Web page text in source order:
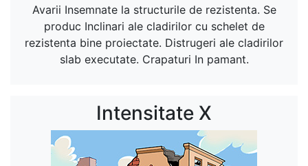
Avarii Insemnate la structurile de rezistenta. Se
produc Inclinari ale cladirilor cu schelet de
rezistenta bine proiectate. Distrugeri ale cladirilor
slab executate. Crapaturi In pamant.
Intensitate X